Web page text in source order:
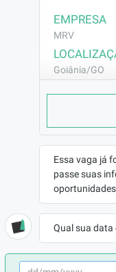
EMPRESA
MRV
Goiânia/GO
CONTRATO
R$2013,44
VAGA
Não
Construção
a combinar
Essa vaga já
passe suas
Qual sua data